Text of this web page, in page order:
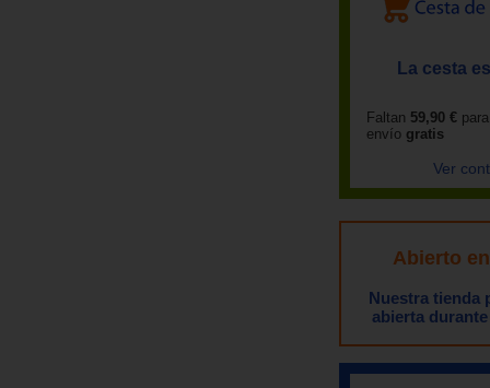
La cesta
Faltan 59,90 €
envío gratis
Ver
Abierto
Nuestra tienda
abierta